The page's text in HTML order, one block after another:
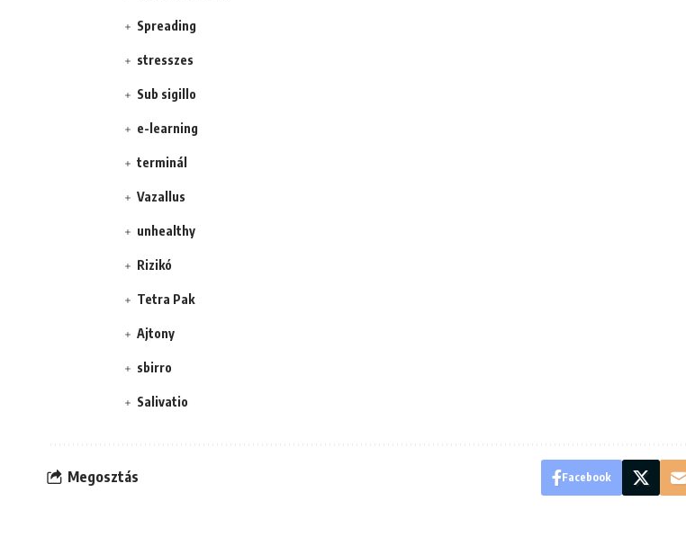
Spreading
stresszes
Sub sigillo
e-learning
terminál
Vazallus
unhealthy
Rizikó
Tetra Pak
Ajtony
sbirro
Salivatio
Megosztás Facebook